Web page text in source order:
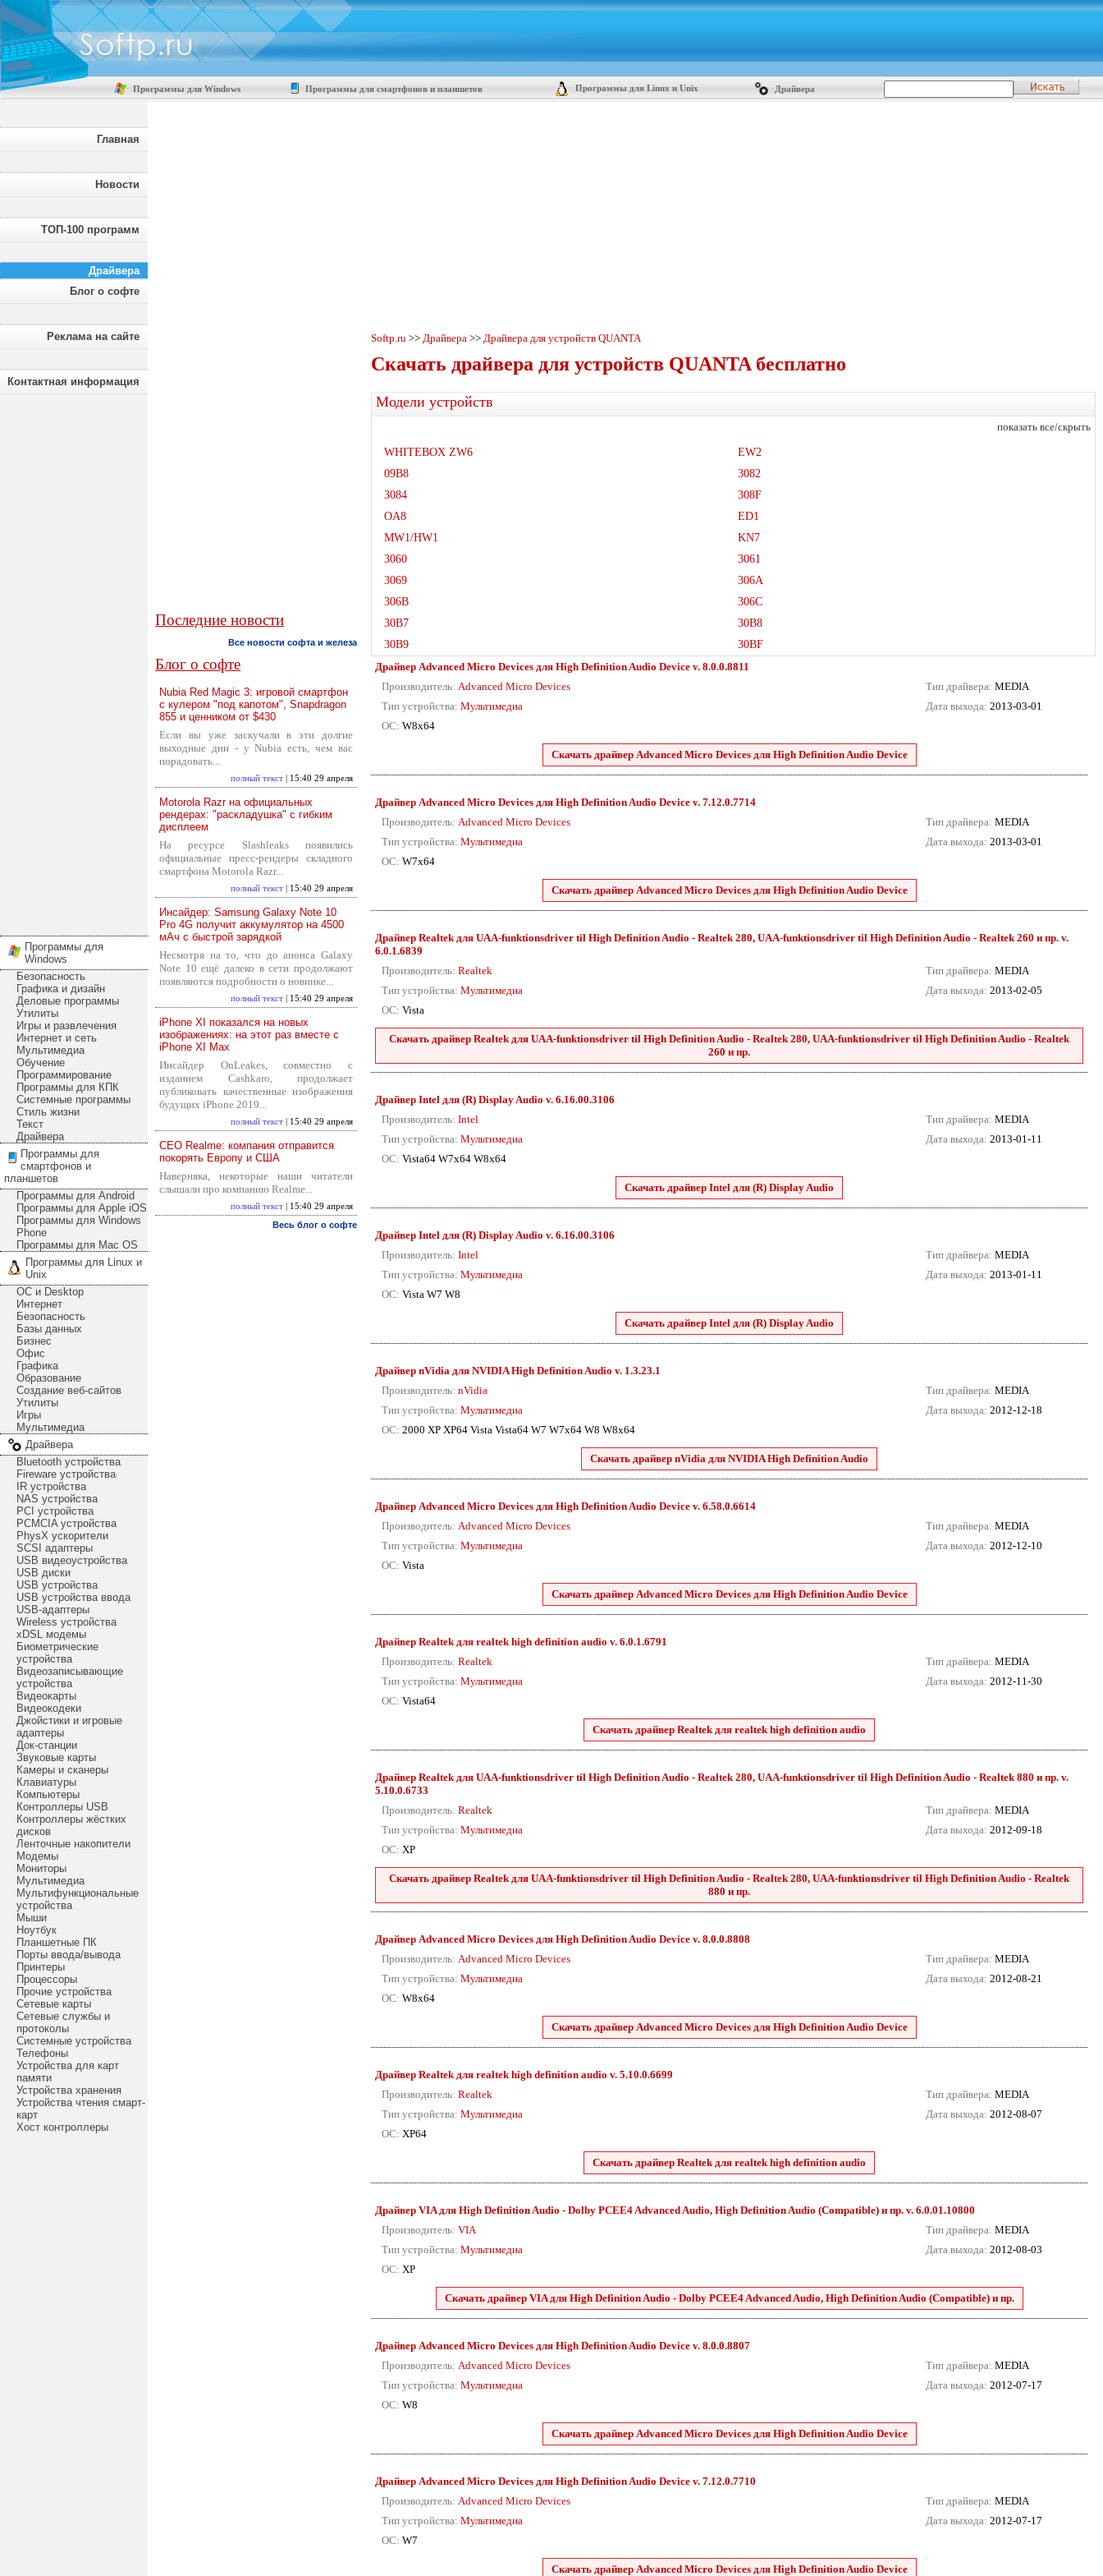
Программы для Windows Программы для смартфонов и планшетов Программы для Linux и Unix Драйвера
Главная
Новости
ТОП-100 программ
Драйвера
Блог о софте
Реклама на сайте
Контактная информация
Программы для
Windows
Безопасность
Графика и дизайн
Деловые программы
Утилиты
Игры и развлечения
Интернет и сеть
Мультимедиа
Обучение
Программирование
Программы для КПК
Системные программы
Стиль жизни
Текст
Драйвера
Программы для
смартфонов и
планшетов
Программы для Android
Программы для Apple iOS
Программы для Windows
Phone
Программы для Mac OS
Программы для Linux и
Unix
ОС и Desktop
Интернет
Безопасность
Базы данных
Бизнес
Офис
Графика
Образование
Создание веб-сайтов
Утилиты
Игры
Мультимедиа
Драйвера
Bluetooth устройства
Fireware устройства
IR устройства
NAS устройства
PCI устройства
PCMCIA устройства
PhysX ускорители
SCSI адаптеры
USB видеоустройства
USB диски
USB устройства
USB устройства ввода
USB-адаптеры
Wireless устройства
xDSL модемы
Биометрические
устройства
Видеозаписывающие
устройства
Видеокарты
Видеокодеки
Джойстики и игровые
адаптеры
Док-станции
Звуковые карты
Камеры и сканеры
Клавиатуры
Компьютеры
Контроллеры USB
Контроллеры жёстких
дисков
Ленточные накопители
Модемы
Мониторы
Мультимедиа
Мультифункциональные
устройства
Мыши
Ноутбук
Планшетные ПК
Порты ввода/вывода
Принтеры
Процессоры
Прочие устройства
Сетевые карты
Сетевые службы и
протоколы
Системные устройства
Телефоны
Устройства для карт
памяти
Устройства хранения
Устройства чтения смарт-
карт
Хост контроллеры
Последние новости
Все новости софта и железа
Блог о софте
Nubia Red Magic 3: игровой смартфон
с кулером "под капотом", Snapdragon
855 и ценником от $430
Если вы уже заскучали в эти долгие
выходные дни - у Nubia есть, чем вас
порадовать...
полный текст | 15:40 29 апреля
Motorola Razr на официальных
рендерах: "раскладушка" с гибким
дисплеем
На ресурсе Slashleaks появились
официальные пресс-рендеры складного
смартфона Motorola Razr...
полный текст | 15:40 29 апреля
Инсайдер: Samsung Galaxy Note 10
Pro 4G получит аккумулятор на 4500
мАч с быстрой зарядкой
Несмотря на то, что до анонса Galaxy
Note 10 ещё далеко в сети продолжают
появляются подробности о новинке...
полный текст | 15:40 29 апреля
iPhone XI показался на новых
изображениях: на этот раз вместе с
iPhone XI Max
Инсайдер OnLeakes, совместно с
изданием Cashkaro, продолжает
публиковать качественные изображения
будущих iPhone 2019...
полный текст | 15:40 29 апреля
CEO Realme: компания отправится
покорять Европу и США
Наверняка, некоторые наши читатели
слышали про компанию Realme...
полный текст | 15:40 29 апреля
Весь блог о софте
Softp.ru >> Драйвера >> Драйвера для устройств QUANTA
Скачать драйвера для устройств QUANTA бесплатно
Модели устройств
показать все/скрыть
WHITEBOX ZW6
EW2
09B8
3082
3084
308F
OA8
ED1
MW1/HW1
KN7
3060
3061
3069
306A
306B
306C
30B7
30B8
30B9
30BF
Драйвер Advanced Micro Devices для High Definition Audio Device v. 8.0.0.8811
Производитель: Advanced Micro Devices
Тип устройства: Мультимедиа
ОС: W8x64
Тип драйвера: MEDIA
Дата выхода: 2013-03-01
Скачать драйвер Advanced Micro Devices для High Definition Audio Device
Драйвер Advanced Micro Devices для High Definition Audio Device v. 7.12.0.7714
Производитель: Advanced Micro Devices
Тип устройства: Мультимедиа
ОС: W7x64
Тип драйвера: MEDIA
Дата выхода: 2013-03-01
Скачать драйвер Advanced Micro Devices для High Definition Audio Device
Драйвер Realtek для UAA-funktionsdriver til High Definition Audio - Realtek 280, UAA-funktionsdriver til High Definition Audio - Realtek 260 и пр. v.
6.0.1.6839
Производитель: Realtek
Тип устройства: Мультимедиа
ОС: Vista
Тип драйвера: MEDIA
Дата выхода: 2013-02-05
Скачать драйвер Realtek для UAA-funktionsdriver til High Definition Audio - Realtek 280, UAA-funktionsdriver til High Definition Audio - Realtek
260 и пр.
Драйвер Intel для (R) Display Audio v. 6.16.00.3106
Производитель: Intel
Тип устройства: Мультимедиа
ОС: Vista64 W7x64 W8x64
Тип драйвера: MEDIA
Дата выхода: 2013-01-11
Скачать драйвер Intel для (R) Display Audio
Драйвер Intel для (R) Display Audio v. 6.16.00.3106
Производитель: Intel
Тип устройства: Мультимедиа
ОС: Vista W7 W8
Тип драйвера: MEDIA
Дата выхода: 2013-01-11
Скачать драйвер Intel для (R) Display Audio
Драйвер nVidia для NVIDIA High Definition Audio v. 1.3.23.1
Производитель: nVidia
Тип устройства: Мультимедиа
ОС: 2000 XP XP64 Vista Vista64 W7 W7x64 W8 W8x64
Тип драйвера: MEDIA
Дата выхода: 2012-12-18
Скачать драйвер nVidia для NVIDIA High Definition Audio
Драйвер Advanced Micro Devices для High Definition Audio Device v. 6.58.0.6614
Производитель: Advanced Micro Devices
Тип устройства: Мультимедиа
ОС: Vista
Тип драйвера: MEDIA
Дата выхода: 2012-12-10
Скачать драйвер Advanced Micro Devices для High Definition Audio Device
Драйвер Realtek для realtek high definition audio v. 6.0.1.6791
Производитель: Realtek
Тип устройства: Мультимедиа
ОС: Vista64
Тип драйвера: MEDIA
Дата выхода: 2012-11-30
Скачать драйвер Realtek для realtek high definition audio
Драйвер Realtek для UAA-funktionsdriver til High Definition Audio - Realtek 280, UAA-funktionsdriver til High Definition Audio - Realtek 880 и пр. v.
5.10.0.6733
Производитель: Realtek
Тип устройства: Мультимедиа
ОС: XP
Тип драйвера: MEDIA
Дата выхода: 2012-09-18
Скачать драйвер Realtek для UAA-funktionsdriver til High Definition Audio - Realtek 280, UAA-funktionsdriver til High Definition Audio - Realtek
880 и пр.
Драйвер Advanced Micro Devices для High Definition Audio Device v. 8.0.0.8808
Производитель: Advanced Micro Devices
Тип устройства: Мультимедиа
ОС: W8x64
Тип драйвера: MEDIA
Дата выхода: 2012-08-21
Скачать драйвер Advanced Micro Devices для High Definition Audio Device
Драйвер Realtek для realtek high definition audio v. 5.10.0.6699
Производитель: Realtek
Тип устройства: Мультимедиа
ОС: XP64
Тип драйвера: MEDIA
Дата выхода: 2012-08-07
Скачать драйвер Realtek для realtek high definition audio
Драйвер VIA для High Definition Audio - Dolby PCEE4 Advanced Audio, High Definition Audio (Compatible) и пр. v. 6.0.01.10800
Производитель: VIA
Тип устройства: Мультимедиа
ОС: XP
Тип драйвера: MEDIA
Дата выхода: 2012-08-03
Скачать драйвер VIA для High Definition Audio - Dolby PCEE4 Advanced Audio, High Definition Audio (Compatible) и пр.
Драйвер Advanced Micro Devices для High Definition Audio Device v. 8.0.0.8807
Производитель: Advanced Micro Devices
Тип устройства: Мультимедиа
ОС: W8
Тип драйвера: MEDIA
Дата выхода: 2012-07-17
Скачать драйвер Advanced Micro Devices для High Definition Audio Device
Драйвер Advanced Micro Devices для High Definition Audio Device v. 7.12.0.7710
Производитель: Advanced Micro Devices
Тип устройства: Мультимедиа
ОС: W7
Тип драйвера: MEDIA
Дата выхода: 2012-07-17
Скачать драйвер Advanced Micro Devices для High Definition Audio Device